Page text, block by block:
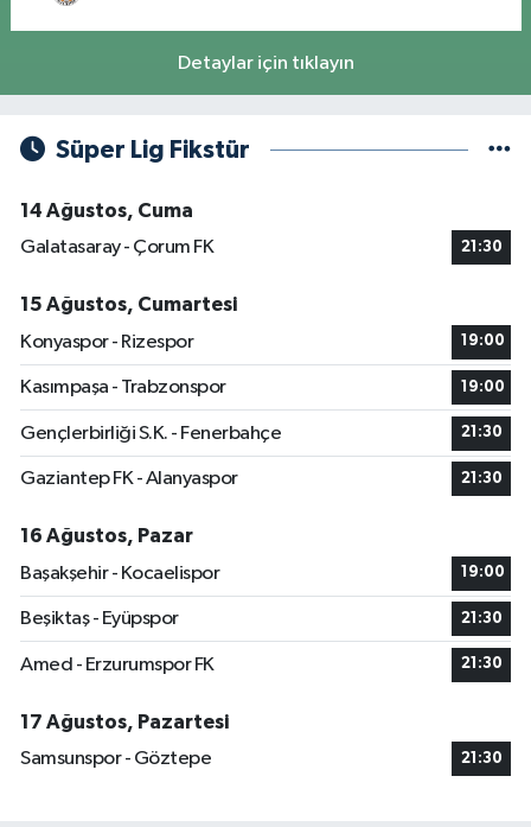
Detaylar için tıklayın
Süper Lig Fikstür
14 Ağustos, Cuma
Galatasaray - Çorum FK
21:30
15 Ağustos, Cumartesi
Konyaspor - Rizespor
19:00
Kasımpaşa - Trabzonspor 19:00
Gençlerbirliği S.K. - Fenerbahçe 21:30
Gaziantep FK - Alanyaspor 21:30
16 Ağustos, Pazar
Başakşehir - Kocaelispor
19:00
Beşiktaş - Eyüpspor 21:30
Amed - Erzurumspor FK 21:30
17 Ağustos, Pazartesi
Samsunspor - Göztepe
21:30